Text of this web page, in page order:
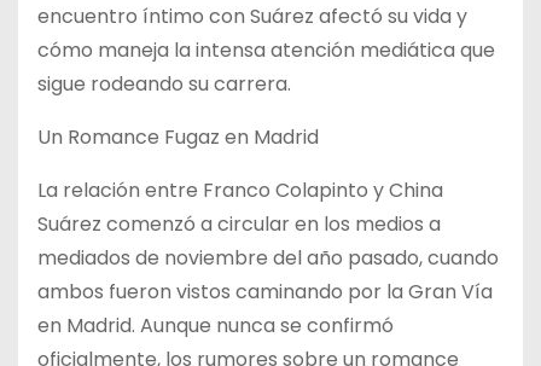
encuentro íntimo con Suárez afectó su vida y
cómo maneja la intensa atención mediática que
sigue rodeando su carrera.
Un Romance Fugaz en Madrid
La relación entre Franco Colapinto y China
Suárez comenzó a circular en los medios a
mediados de noviembre del año pasado, cuando
ambos fueron vistos caminando por la Gran Vía
en Madrid. Aunque nunca se confirmó
oficialmente, los rumores sobre un romance